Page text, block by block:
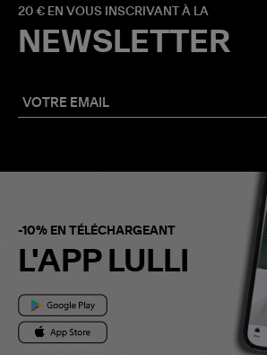
20 € EN VOUS INSCRIVANT À LA
NEWSLETTER
-10% EN TÉLÉCHARGEANT
L'APP LULLI